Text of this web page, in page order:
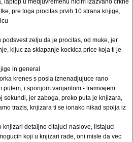
laptop u medjuvremenu nicim izazvano crkne
pre toga procitas prvih 10 strana knjige,
zelju da je procitas, od muke, jer
kljuc za sklapanje kockica price koja ti je
in general
krenes s posla iznenadjujuce rano
putem, i sporijom varijantom - tramvajem
sekundi, jer zaboga, preko puta je knjizara,
trazis, knjizara ti se ionako nikad spolja iz
detaljno citajuci naslove, listajuci
koji u knjizari rade, oni misle da vec